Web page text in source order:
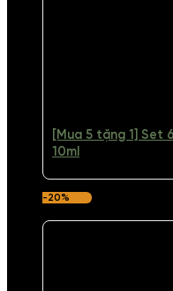
[Mua 5 tặng 1] Set
10ml
-20%